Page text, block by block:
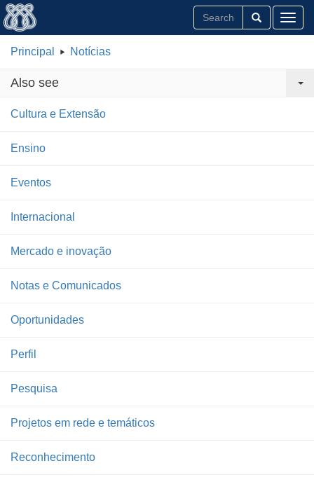
Principal Notícias
Also see
Cultura e Extensão
Ensino
Eventos
Internacional
Mercado e inovação
Notas e Comunicados
Oportunidades
Perfil
Pesquisa
Projetos em rede e temáticos
Reconhecimento